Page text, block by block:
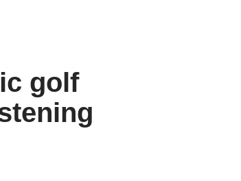
golf